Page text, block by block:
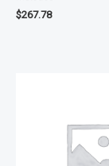
$267.78